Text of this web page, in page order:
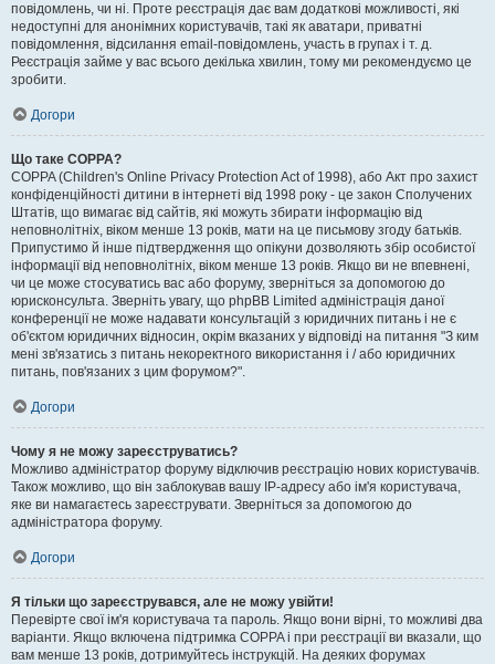
повідомлень, чи ні. Проте реєстрація дає вам додаткові можливості, які
недоступні для анонімних користувачів, такі як аватари, приватні
повідомлення, відсилання email-повідомлень, участь в групах і т. д.
Реєстрація займе у вас всього декілька хвилин, тому ми рекомендуємо це
зробити.
Догори
Що таке COPPA?
COPPA (Children's Online Privacy Protection Act of 1998), або Акт про захист
конфіденційності дитини в інтернеті від 1998 року - це закон Сполучених
Штатів, що вимагає від сайтів, які можуть збирати інформацію від
неповнолітніх, віком менше 13 років, мати на це письмову згоду батьків.
Припустимо й інше підтвердження що опікуни дозволяють збір особистої
інформації від неповнолітніх, віком менше 13 років. Якщо ви не впевнені,
чи це може стосуватись вас або форуму, зверніться за допомогою до
юрисконсульта. Зверніть увагу, що phpBB Limited адміністрація даної
конференції не може надавати консультацій з юридичних питань і не є
об'єктом юридичних відносин, окрім вказаних у відповіді на питання "З ким
мені зв'язатись з питань некоректного використання і / або юридичних
питань, пов'язаних з цим форумом?".
Догори
Чому я не можу зареєструватись?
Можливо адміністратор форуму відключив реєстрацію нових користувачів.
Також можливо, що він заблокував вашу IP-адресу або ім'я користувача,
яке ви намагаєтесь зареєструвати. Зверніться за допомогою до
адміністратора форуму.
Догори
Я тільки що зареєструвався, але не можу увійти!
Перевірте свої ім'я користувача та пароль. Якщо вони вірні, то можливі два
варіанти. Якщо включена підтримка COPPA і при реєстрації ви вказали, що
вам менше 13 років, дотримуйтесь інструкцій. На деяких форумах